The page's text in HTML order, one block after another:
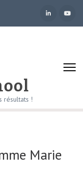
résultats !
Marie